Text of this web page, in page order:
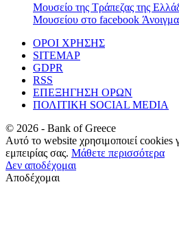
Μουσείο της Τράπεζας της
Μουσείου στο facebook
ΟΡΟΙ ΧΡΗΣΗΣ
SITEMAP
GDPR
RSS
ΕΠΕΞΗΓΗΣΗ ΟΡΩΝ
ΠΟΛΙΤΙΚΗ SOCIAL MEDIA
© 2026 - Bank of Greece
Αυτό το website χρησιμοποιεί cookies
εμπειρίας σας. Μάθετε περισσότερα
Δεν αποδέχομαι
Αποδέχομαι